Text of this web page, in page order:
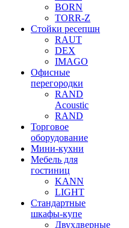
BORN
TORR-Z
Стойки ресепшн
RAUT
DEX
IMAGO
Офисные
перегородки
RAND
Acoustic
RAND
Торговое
оборудование
Мини-кухни
Мебель для
гостиниц
KANN
LIGHT
Стандартные
шкафы-купе
Двухдверные